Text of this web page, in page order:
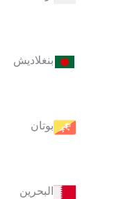
بنغلاديش
بوتان
البحرين